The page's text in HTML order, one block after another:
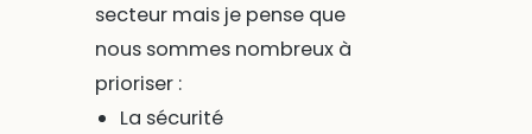
secteur mais je pense que
nous sommes nombreux à
prioriser :
La sécurité